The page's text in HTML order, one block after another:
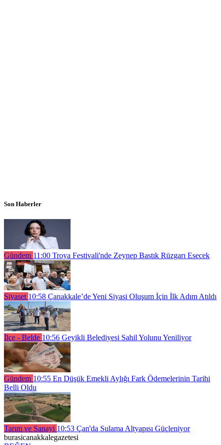
Son Haberler
Gündem 11:00 Troya Festivali'nde Zeynep Bastık Rüzgarı Esecek
Siyaset 10:58 Çanakkale’de Yeni Siyasi Oluşum İçin İlk Adım Atıldı
İlçe - Belde 10:56 Geyikli Belediyesi Sahil Yolunu Yeniliyor
Gündem 10:55 En Düşük Emekli Aylığı Fark Ödemelerinin Tarihi
Belli Oldu
Tarım ve Sanayi 10:53 Çan'da Sulama Altyapısı Güçleniyor
burasicanakkalegazetesi